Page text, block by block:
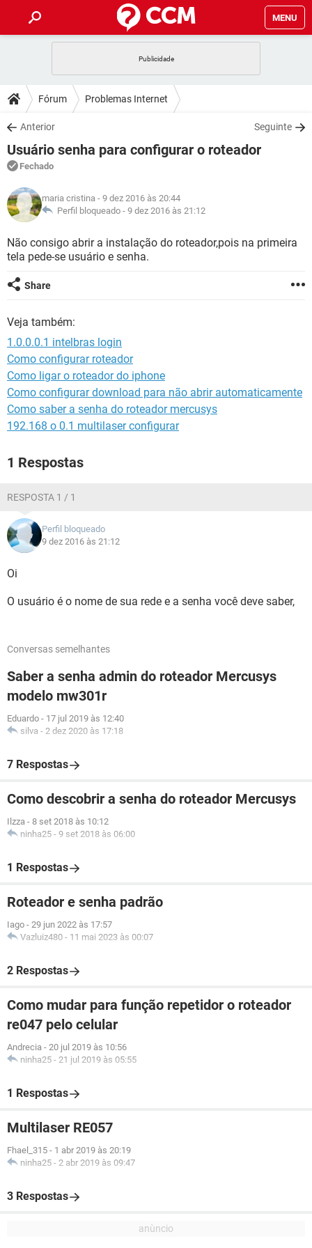
MENU
CELULAR FACEBOOK
OUTLOOK
INSTAGRAM GMAIL
GUIA DE COMPRAS
DICAS
JOGOS WHATSAPP
OUTLOOK
INSTAGRAM
GUIA DE COMPRAS
DOWNLOADS
JOGOS WHATSAPP
CELULAR
OUTLOOK EXCEL
INSTAGRAM
GUIA DE COMPRAS
FÓRUM
JOGOS
CELULAR FACEBOOK
INSTAGRAM
GUIA DE COMPRAS
GLOSSÁRIO
JOGOS
CELULAR FACEBOOK
INSTAGRAM
GUIA DE COMPRAS
Fórum Problemas Internet
Anterior Seguinte
Usuário senha para configurar o roteador
Fechado
maria cristina - 9 dez 2016 às 20:44
Perfil bloqueado - 9 dez 2016 às 21:12
Não consigo abrir a instalação do roteador,pois na primeira
tela pede-se usuário e senha.
Share
Veja também:
1.0.0.0.1 intelbras login
Como configurar roteador
Como ligar o roteador do iphone
Como configurar download para não abrir automaticamente
Como saber a senha do roteador mercusys
192.168 o 0.1 multilaser configurar
1 Respostas
RESPOSTA 1 / 1
Perfil bloqueado
9 dez 2016 às 21:12
Oi
O usuário é o nome de sua rede e a senha você deve saber,
Conversas semelhantes
Saber a senha admin do roteador Mercusys
modelo mw301r
Eduardo - 17 jul 2019 às 12:40
silva - 2 dez 2020 às 17:18
7 Respostas
Como descobrir a senha do roteador Mercusys
Ilzza - 8 set 2018 às 10:12
ninha25 - 9 set 2018 às 06:00
1 Respostas
Roteador e senha padrão
Iago - 29 jun 2022 às 17:57
Vazluiz480 - 11 mai 2023 às 00:07
2 Respostas
Como mudar para função repetidor o roteador
re047 pelo celular
Andrecia - 20 jul 2019 às 10:56
ninha25 - 21 jul 2019 às 05:55
1 Respostas
Multilaser RE057
Fhael_315 - 1 abr 2019 às 20:19
ninha25 - 2 abr 2019 às 09:47
3 Respostas